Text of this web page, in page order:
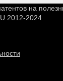
на
2012-2024